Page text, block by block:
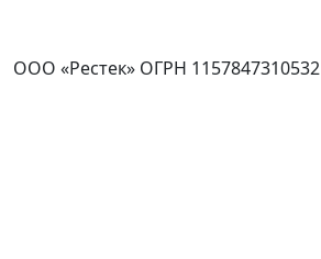
ООО «Рестек» ОГРН 1157847310532